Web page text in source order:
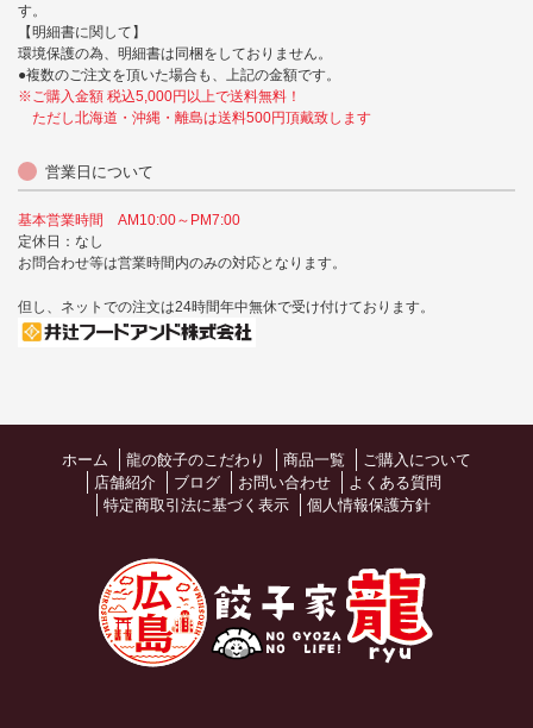
す。
【明細書に関して】
環境保護の為、明細書は同梱をしておりません。
●複数のご注文を頂いた場合も、上記の金額です。
※ご購入金額 税込5,000円以上で送料無料！
ただし北海道・沖縄・離島は送料500円頂戴致します
営業日について
基本営業時間 AM10:00～PM7:00
定休日：なし
お問合わせ等は営業時間内のみの対応となります。
但し、ネットでの注文は24時間年中無休で受け付けております。
ホーム 龍の餃子のこだわり 商品一覧
ご購入について
店舗紹介
ブログ お問い合わせ
よくある質問
特定商取引法に基づく表示
個人情報保護方針